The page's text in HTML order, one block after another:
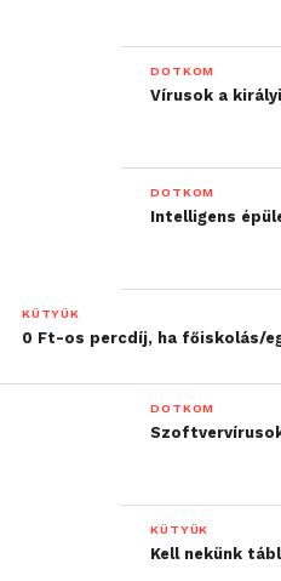
DOTKOM
Vírusok a
DOTKOM
Intelligens
KÜTYÜK
0 Ft-os percdíj, ha főiskolás/
DOTKOM
KÜTYÜK
Kell nekünk